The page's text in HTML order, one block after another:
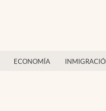
ECONOMÍA